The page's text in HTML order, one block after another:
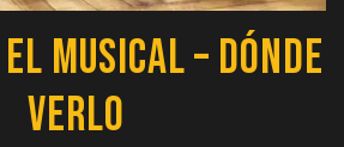
Musical – Dónde
Verlo